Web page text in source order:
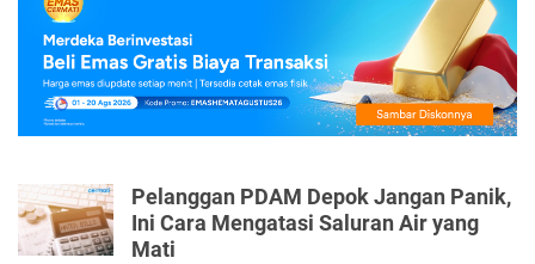
Pelanggan PDAM Depok Jangan Panik,
Ini Cara Mengatasi Saluran Air yang
Mati